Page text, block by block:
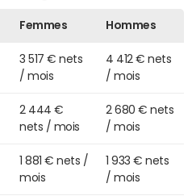
Femmes Hommes
3 517 € nets
/ mois
4 412 € nets
/ mois
2 444 €
nets / mois
2 680 € nets
/ mois
1 881 € nets /
mois
1 933 € nets
/ mois